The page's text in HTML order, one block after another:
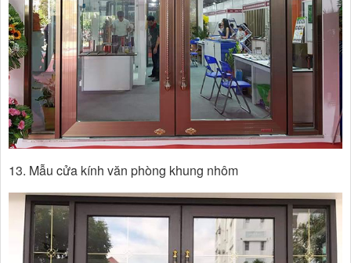
13. Mẫu cửa kính văn phòng khung nhôm